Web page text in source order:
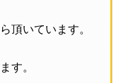
頂いています。
す。